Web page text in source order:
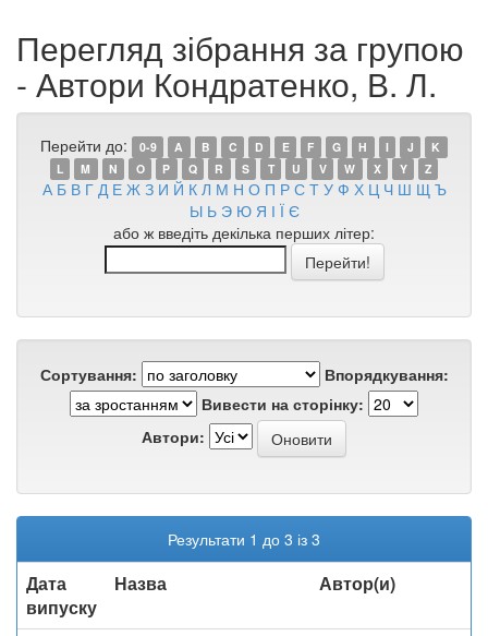
Перегляд зібрання за групою
- Автори Кондратенко, В. Л.
Перейти до: 0-9 A B C D E F G H I J
K
L
M N O P Q R S T U V W X Y Z
А Б В Г Д Е Ж З И Й К Л М Н О П Р С Т У Ф Х Ц Ч Ш Щ Ъ
Ы Ь Э Ю Я І Ї Є
або ж введіть декілька перших літер:
Сортування:
Впорядкування:
Вивести на сторінку:
Автори:
Результати 1 до 3 із 3
Дата
випуску
Назва Автор(и)